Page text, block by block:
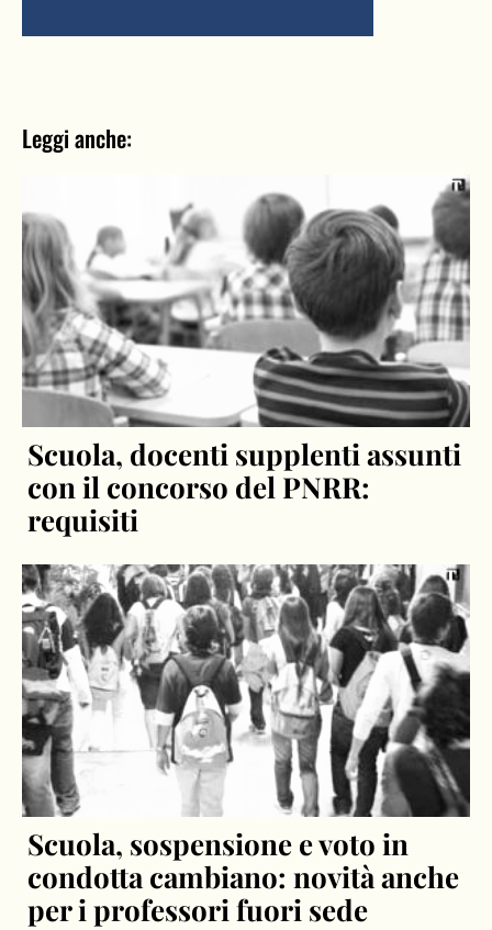
Leggi anche:
Scuola, docenti supplenti assunti
con il concorso del PNRR:
requisiti
Scuola, sospensione e voto in
condotta cambiano: novità anche
per i professori fuori sede